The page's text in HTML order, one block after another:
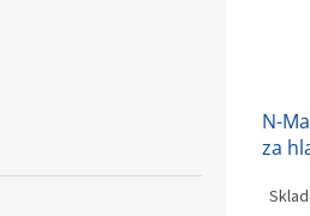
N-
za
UNI